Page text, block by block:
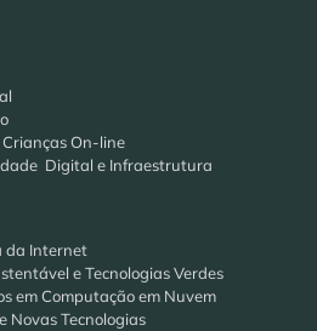
Crianças On-line
Digital e Infraestrutura
da Internet
e Tecnologias Verdes
em Computação em Nuvem
Novas Tecnologias